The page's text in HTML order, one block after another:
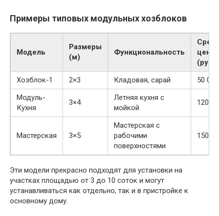
Примеры типовых модульных хозблоков
Модель
Размеры
(м)
Функциональность
цена
(руб.)
Хозблок-1
2×3 Кладовая, сарай
50 000
Модуль-
Кухня
3×4
Летняя кухня с
мойкой
120
Мастерская 3×5
Мастерская с
рабочими
поверхностями
150
Эти модели прекрасно подходят для установки на
участках площадью от 3 до 10 соток и могут
устанавливаться как отдельно, так и в пристройке к
основному дому.